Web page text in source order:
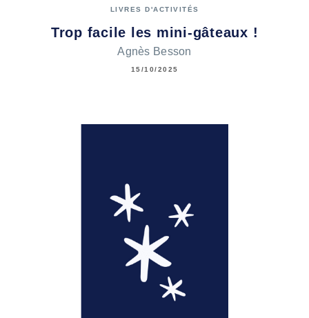
LIVRES D'ACTIVITÉS
Trop facile les mini-gâteaux !
Agnès Besson
15/10/2025